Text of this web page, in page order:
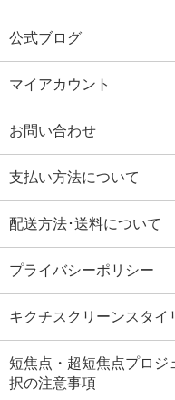
公式ブログ
マイアカウント
お問い合わせ
支払い方法について
配送方法･送料について
プライバシーポリシー
キクチスクリーンスタイ
短焦点・超短焦点プロジ
択の注意事項